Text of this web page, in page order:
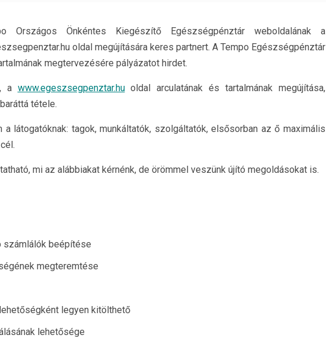
Országos Önkéntes Kiegészítő Egészségpénztár weboldalának a
oldal megújítására keres partnert. A Tempo Egészségpénztár
megtervezésére pályázatot hirdet.
a www.egeszsegpenztar.huoldal arculatának és tartalmának megújítása,
tétele.
a látogatóknak: tagok, munkáltatók, szolgáltatók, elsősorban az ő maximális
mi az alábbiakat kérnénk, de örömmel veszünk újító megoldásokat is.
számlálók beépítése
megteremtése
legyen kitölthető
lehetősége